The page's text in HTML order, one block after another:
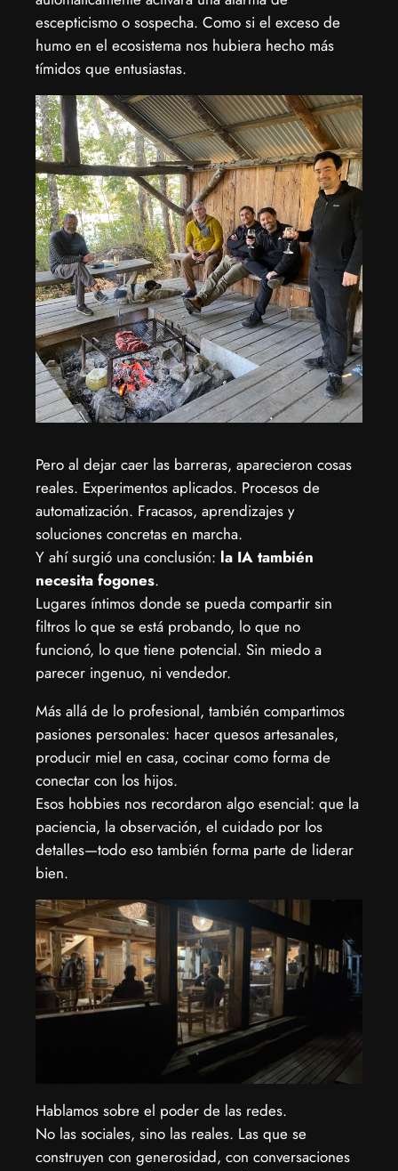
escepticismo o sospecha. Como si el exceso de
humo en el ecosistema nos hubiera hecho más
tímidos que entusiastas.
Pero al dejar caer las barreras, aparecieron cosas
reales. Experimentos aplicados. Procesos de
automatización. Fracasos, aprendizajes y
soluciones concretas en marcha.
Y ahí surgió una conclusión: la IA también
necesita fogones.
Lugares íntimos donde se pueda compartir sin
filtros lo que se está probando, lo que no
funcionó, lo que tiene potencial. Sin miedo a
parecer ingenuo, ni vendedor.
Más allá de lo profesional, también compartimos
pasiones personales: hacer quesos artesanales,
producir miel en casa, cocinar como forma de
conectar con los hijos.
Esos hobbies nos recordaron algo esencial: que la
paciencia, la observación, el cuidado por los
detalles—todo eso también forma parte de liderar
bien.
Hablamos sobre el poder de las redes.
No las sociales, sino las reales. Las que se
construyen con generosidad, con conversaciones